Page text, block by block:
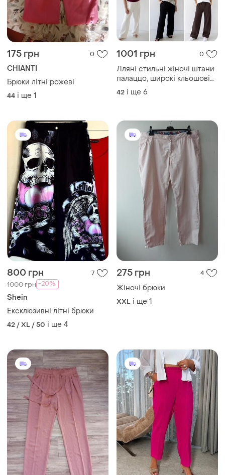
175 грн 0
CHIANTI
Брюки літні рожеві
44 і ще 1
1001 грн 0
Лляні стильні жіночі штани
палаццо, широкі кльошові
жіночі штани, стильные
льняные летние женские
42 і ще 6
800 грн 7
1000 грн -20%
Shein
Ексклюзивні літні брюки
42 / XL / 50 і ще 4
275 грн 4
Жіночі брюки
XXL і ще 1